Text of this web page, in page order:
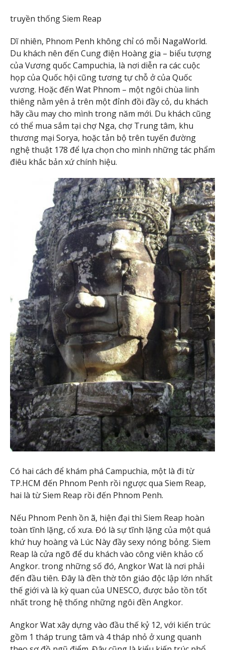
truyền thống Siem Reap
Dĩ nhiên, Phnom Penh không chỉ có mỗi NagaWorld.
Du khách nên đến Cung điện Hoàng gia – biểu tượng
của Vương quốc Campuchia, là nơi diễn ra các cuộc
họp của Quốc hội cũng tương tự chỗ ở của Quốc
vương. Hoặc đến Wat Phnom – một ngôi chùa linh
thiêng nằm yên ả trên một đỉnh đồi đầy cỏ, du khách
hãy cầu may cho mình trong năm mới. Du khách cũng
có thể mua sắm tại chợ Nga, chợ Trung tâm, khu
thương mại Sorya, hoặc tản bộ trên tuyến đường
nghệ thuật 178 để lựa chọn cho mình những tác phẩm
điêu khắc bản xứ chính hiệu.
Có hai cách để khám phá Campuchia, một là đi từ
TP.HCM đến Phnom Penh rồi ngược qua Siem Reap,
hai là từ Siem Reap rồi đến Phnom Penh.
Nếu Phnom Penh ồn ã, hiện đại thì Siem Reap hoàn
toàn tĩnh lặng, cổ xưa. Đó là sự tĩnh lặng của một quá
khứ huy hoàng và Lúc Này đầy sexy nóng bỏng. Siem
Reap là cửa ngõ để du khách vào công viên khảo cổ
Angkor. trong những số đó, Angkor Wat là nơi phải
đến đầu tiên. Đây là đền thờ tôn giáo độc lập lớn nhất
thế giới và là kỳ quan của UNESCO, được bảo tồn tốt
nhất trong hệ thống những ngôi đền Angkor.
Angkor Wat xây dựng vào đầu thế kỷ 12, với kiến trúc
gồm 1 tháp trung tâm và 4 tháp nhỏ ở xung quanh